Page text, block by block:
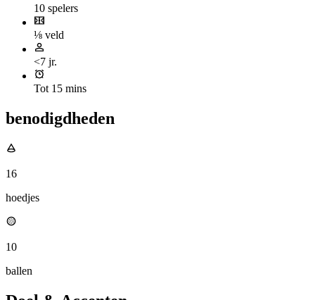
10 spelers
⅛ veld
<7 jr.
Tot 15 mins
benodigdheden
16
hoedjes
10
ballen